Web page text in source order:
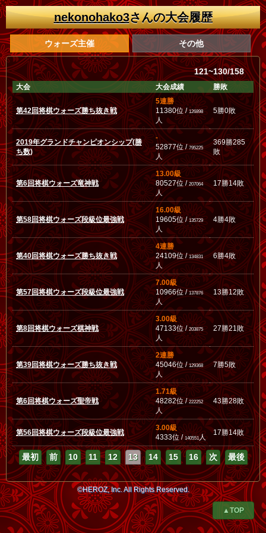
nekonohako3さんの大会履歴
ウォーズ主催 その他
121~130/158
大会 大会成績 勝敗
第42回将棋ウォーズ勝ち抜き戦
5連勝
11380位 / 126898
人
5勝0敗
2019年グランドチャンピオンシップ(勝
ち数)
-
52877位 /795225
人
369勝285
敗
第6回将棋ウォーズ竜神戦
13.00級
80527位 /207064
人
17勝14敗
第58回将棋ウォーズ段級位最強戦
16.00級
19605位 / 135729
人
4勝4敗
第40回将棋ウォーズ勝ち抜き戦
4連勝
24109位 /134831
人
6勝4敗
第57回将棋ウォーズ段級位最強戦
7.00級
10966位 /137876
人
13勝12敗
第8回将棋ウォーズ棋神戦
3.00級
47133位 /203875
人
27勝21敗
第39回将棋ウォーズ勝ち抜き戦
2連勝
45046位 /129368
人
7勝5敗
第6回将棋ウォーズ聖帝戦
1.71級
48282位 /222252
人
43勝28敗
第56回将棋ウォーズ段級位最強戦
3.00級
4333位 /140551人
17勝14敗
最初 前 10 11 12 13 14 15 16 次 最後
©HEROZ, Inc. All Rights Reserved.
▲TOP